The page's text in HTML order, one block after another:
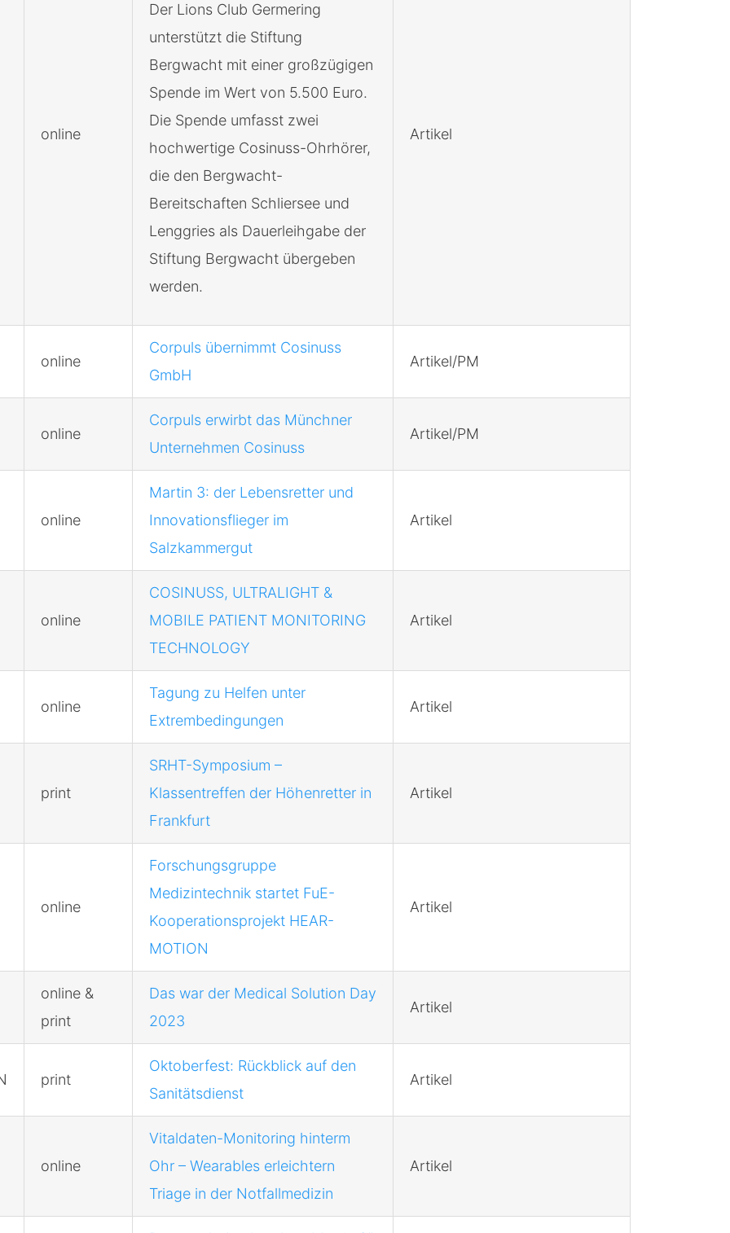
online
Der Lions Club Germering
unterstützt die Stiftung
Bergwacht mit einer großzügigen
Spende im Wert von 5.500 Euro.
Die Spende umfasst zwei
hochwertige Cosinuss-Ohrhörer,
die den Bergwacht-
Bereitschaften Schliersee und
Lenggries als Dauerleihgabe der
Stiftung Bergwacht übergeben
werden.
Artikel
online
Corpuls übernimmt Cosinuss
GmbH
Artikel/PM
online
Corpuls erwirbt das Münchner
Unternehmen Cosinuss
Artikel/PM
online
Martin 3: der Lebensretter und
Innovationsflieger im
Salzkammergut
Artikel
online
COSINUSS, ULTRALIGHT &
MOBILE PATIENT MONITORING
TECHNOLOGY
Artikel
online
Tagung zu Helfen unter
Extrembedingungen
Artikel
print
SRHT-Symposium –
Klassentreffen der Höhenretter in
Frankfurt
Artikel
online
Forschungsgruppe
Medizintechnik startet FuE-
Kooperationsprojekt HEAR-
MOTION
Artikel
online &
print
Das war der Medical Solution Day
2023
Artikel
print
Oktoberfest: Rückblick auf den
Sanitätsdienst
Artikel
online
Vitaldaten-Monitoring hinterm
Ohr – Wearables erleichtern
Triage in der Notfallmedizin
Artikel